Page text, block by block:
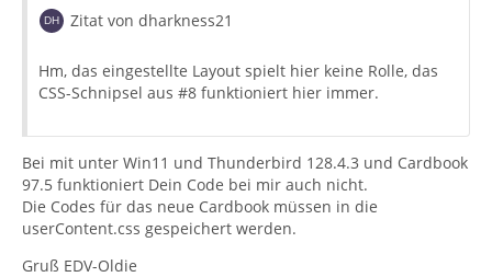
Zitat von dharkness21
Hm, das eingestellte Layout spielt hier keine Rolle, das
CSS-Schnipsel aus #8 funktioniert hier immer.
Bei mit unter Win11 und Thunderbird 128.4.3 und Cardbook
97.5 funktioniert Dein Code bei mir auch nicht.
Die Codes für das neue Cardbook müssen in die
userContent.css gespeichert werden.
Gruß EDV-Oldie